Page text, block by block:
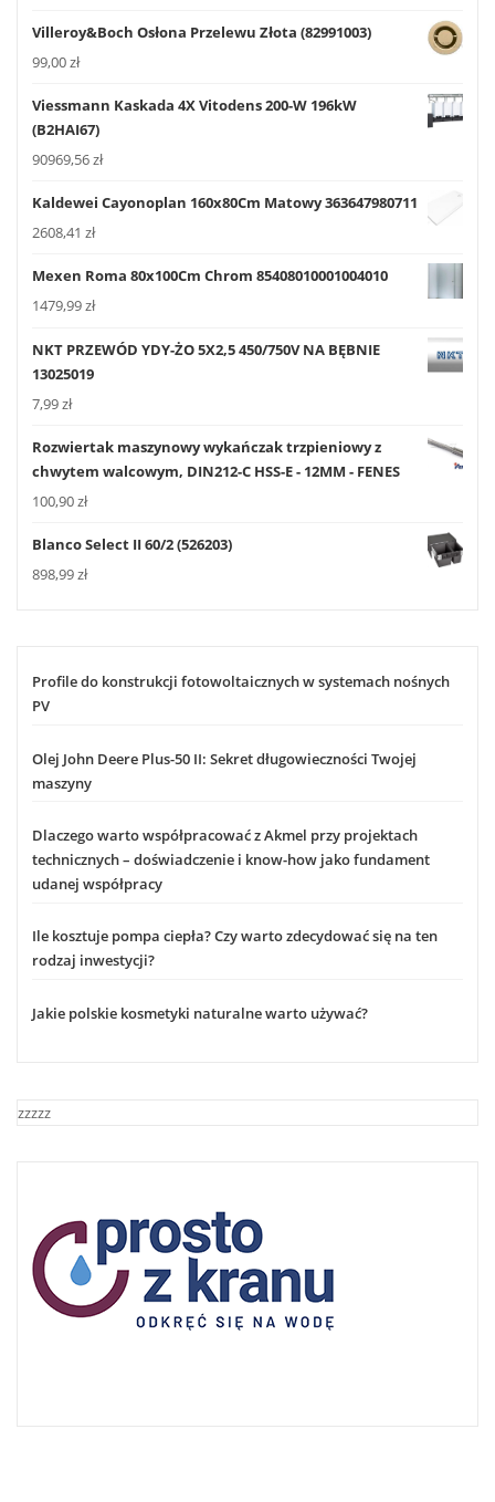
Villeroy&Boch Osłona Przelewu Złota (82991003)
99,00zł
Viessmann Kaskada 4X Vitodens 200-W 196kW
(B2HAI67)
90969,56zł
Kaldewei Cayonoplan 160x80Cm Matowy 363647980711
2608,41 zł
Mexen Roma 80x100Cm Chrom 85408010001004010
1479,99zł
NKT PRZEWÓD YDY-ŻO 5X2,5 450/750V NA BĘBNIE
13025019
7,99zł
Rozwiertak maszynowy wykańczak trzpieniowy z
chwytem walcowym, DIN212-C HSS-E - 12MM - FENES
100,90zł
Blanco Select II 60/2 (526203)
898,99zł
Profile do konstrukcji fotowoltaicznych w systemach nośnych
PV
Olej John Deere Plus-50 II: Sekret długowieczności Twojej
maszyny
Dlaczego warto współpracować z Akmel przy projektach
technicznych – doświadczenie i know-how jako fundament
udanej współpracy
Ile kosztuje pompa ciepła? Czy warto zdecydować się na ten
rodzaj inwestycji?
Jakie polskie kosmetyki naturalne warto używać?
zzzzz